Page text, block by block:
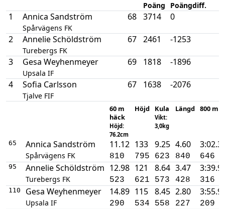
Poäng Poängdiff.
1 Annica Sandström
Spårvägens FK
68 3714 0
2 Annelie Schöldström
Turebergs FK
67 2461 -1253
3 Gesa Weyhenmeyer
Upsala IF
69 1818 -1896
4 Sofia Carlsson
Tjalve FIF
67 1638 -2076
60 m
häck
Höjd:
76.2cm
Höjd Kula
Vikt:
3,0kg
Längd 800 m
65 Annica Sandström
Spårvägens FK
11.12
810
133
795
9.25
623
4.60
840 646
95 Annelie Schöldström
Turebergs FK
12.98
523
121
621
8.64
573
3.47
428 316
110 Gesa Weyhenmeyer
Upsala IF
14.89
290
115
534
8.45
558
2.80
227 209